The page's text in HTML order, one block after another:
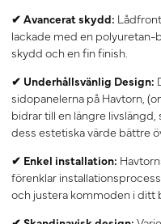
✔ Avancerat skydd:
lackade med en
skydd och en fin finish.
✔ Underhållsvänlig Design:
sidopanelerna på Havtorn,
bidrar till en längre
dess estetiska värde bättre
✔ Enkel installation:
förenklar
och justera kommoden i ditt